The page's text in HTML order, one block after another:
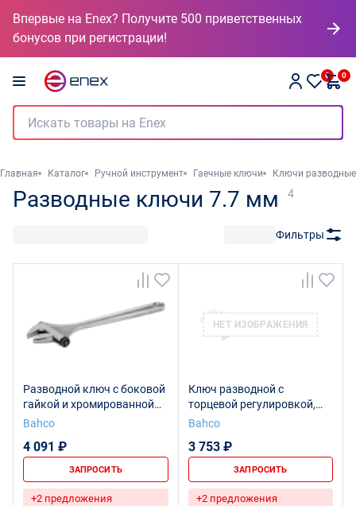
Впервые на Enex? Получите 500 приветственных
бонусов при регистрации!
0 0
Главная Каталог Ручной инструмент Гаечные ключи Ключи разводные
Разводные ключи 7.7 мм 4
Фильтры
Разводной ключ с боковой
гайкой и хромированной
отделкой для тяжелых
длина 205/захват 29 мм
Bahco
4 091 ₽
ЗАПРОСИТЬ
+2 предложения
НЕТ ИЗОБРАЖЕНИЯ
Ключ разводной с
торцевой регулировкой,
длина 208/захват 27 мм
Bahco
3 753 ₽
ЗАПРОСИТЬ
+2 предложения